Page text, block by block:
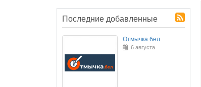
Последние добавленные
Отмычка.бел
6 августа